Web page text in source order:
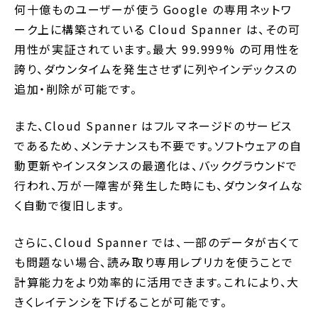
何十億ものユーザーが使う Google の専用ネットワ
ーク上に構築されている Cloud Spanner は、その可
用性が実証されています。最大 99.999% の可用性を
誇り、ダウンタイムを発生させずに列やインデックスの
追加・削除が可能です。
また、Cloud Spanner はフルマネージドのサービス
であるため、メンテナンスも不要です。ソフトウェアの自
動更新やインスタンスの最適化は、バックグラウンドで
行われ、万が一障害が発生した時にも、ダウンタイムな
く自動で復旧します。
さらに、Cloud Spanner では、一部のデータが古くて
も問題ない場合、読み取り専用レプリカを使うことで
計算能力をより効率的に活用できます。これにより、大
きくレイテンシを下げることが可能です。